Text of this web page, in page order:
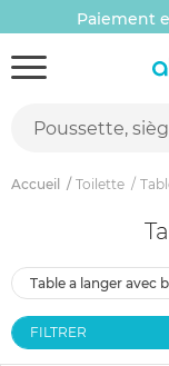
Paiement
Accueil Toilette
table a langer avec
FILTRER